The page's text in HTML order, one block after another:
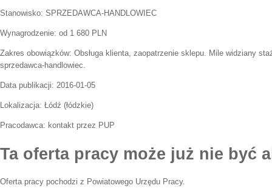
Stanowisko: SPRZEDAWCA-HANDLOWIEC
Wynagrodzenie: od 1 680 PLN
Zakres obowiązków: Obsługa klienta, zaopatrzenie sklepu. Mile widziany
sprzedawca-handlowiec.
Data publikacji: 2016-01-05
Lokalizacja: Łódź (łódzkie)
Pracodawca: kontakt przez PUP
Ta oferta pracy może już nie być
Oferta pracy pochodzi z Powiatowego Urzędu Pracy.